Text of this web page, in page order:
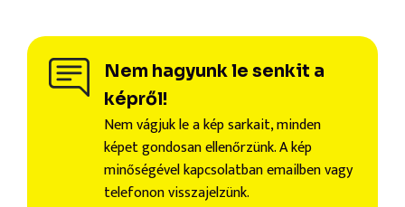
Nem hagyunk le senkit a
képről!
Nem vágjuk le a kép sarkait, minden
képet gondosan ellenőrzünk. A kép
minőségével kapcsolatban emailben vagy
telefonon visszajelzünk.